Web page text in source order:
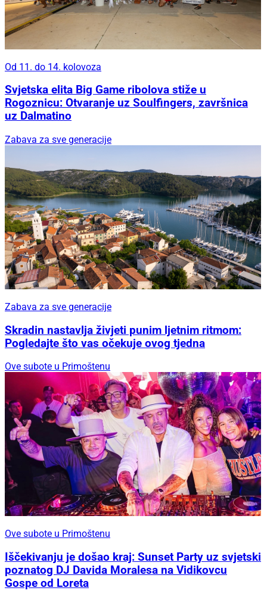
Od 11. do 14. kolovoza
Svjetska elita Big Game ribolova stiže u
Rogoznicu: Otvaranje uz Soulfingers, završnica
uz Dalmatino
Zabava za sve generacije
Zabava za sve generacije
Skradin nastavlja živjeti punim ljetnim ritmom:
Pogledajte što vas očekuje ovog tjedna
Ove subote u Primoštenu
Ove subote u Primoštenu
Iščekivanju je došao kraj: Sunset Party uz svjetski
poznatog DJ Davida Moralesa na Vidikovcu
Gospe od Loreta